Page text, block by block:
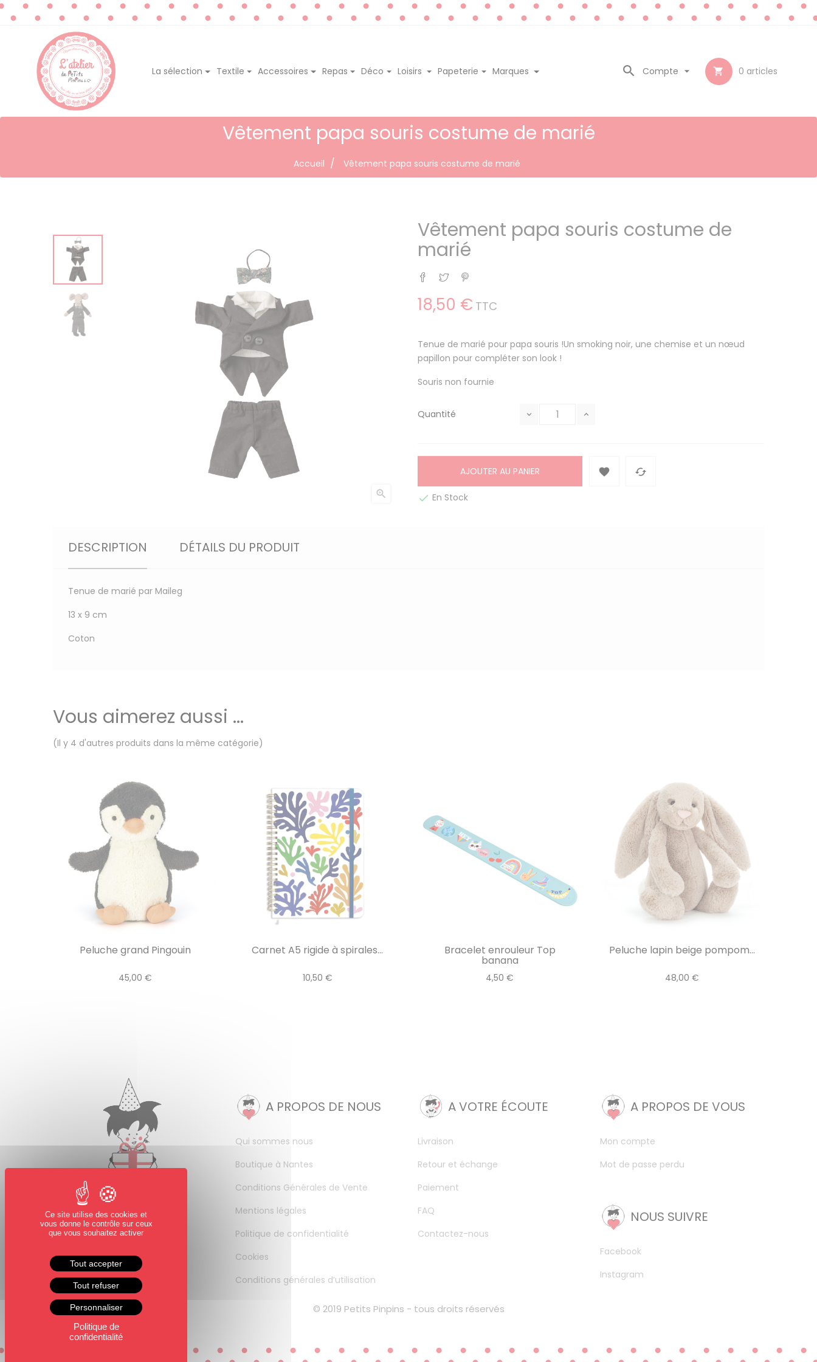
La sélection Textile Accessoires Repas Déco Loisirs Papeterie Marques  0 articles
Compte 

Vêtement papa souris costume de marié
Accueil Vêtement papa souris costume de marié

Vêtement papa souris costume de
marié
Partager
Tweet
18,50 € TTC
Tenue de marié pour papa souris !Un smoking noir, une chemise et un nœud
papillon pour compléter son look !
Souris non fournie
Quantité
AJOUTER AU PANIER  
 En Stock
DESCRIPTION DÉTAILS DU PRODUIT
Tenue de marié par Maileg
13 x 9 cm
Coton
Vous aimerez aussi ...
(Il y 4 d'autres produits dans la même catégorie)
Peluche grand Pingouin
45,00 €
Carnet A5 rigide à spirales...
10,50 €
Bracelet enrouleur Top
banana
4,50 €
Peluche lapin beige pompom...
48,00 €
A PROPOS DE NOUS
Qui sommes nous
Boutique à Nantes
Conditions Générales de Vente
Mentions légales
Politique de confidentialité
Cookies
Conditions générales d’utilisation
A VOTRE ÉCOUTE
Livraison
Retour et échange
Paiement
FAQ
Contactez-nous
A PROPOS DE VOUS
Mon compte
Mot de passe perdu
NOUS SUIVRE
Facebook
Instagram
© 2019 Petits Pinpins - tous droits réservés
Ce site utilise des cookies et
vous donne le contrôle sur ceux
que vous souhaitez activer
Tout accepter
Tout refuser
Personnaliser
Politique de
confidentialité